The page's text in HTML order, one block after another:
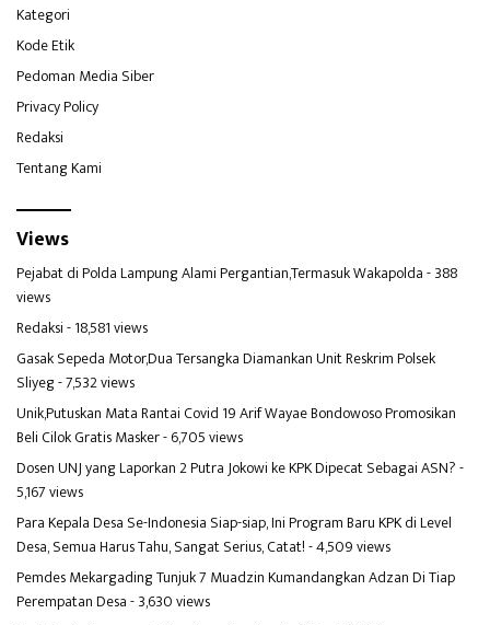
Kategori
Kode Etik
Pedoman Media Siber
Privacy Policy
Redaksi
Tentang Kami
Views
Pejabat di Polda Lampung Alami Pergantian,Termasuk Wakapolda- 388
views
Redaksi- 18,581 views
Gasak Sepeda Motor,Dua Tersangka Diamankan Unit Reskrim Polsek
Sliyeg- 7,532 views
Unik,Putuskan Mata Rantai Covid 19 Arif Wayae Bondowoso Promosikan
Beli Cilok Gratis Masker- 6,705 views
Dosen UNJ yang Laporkan 2 Putra Jokowi ke KPK Dipecat Sebagai ASN?-
5,167 views
Para Kepala Desa Se-Indonesia Siap-siap, Ini Program Baru KPK di Level
Desa, Semua Harus Tahu, Sangat Serius, Catat!- 4,509 views
Pemdes Mekargading Tunjuk 7 Muadzin Kumandangkan Adzan Di Tiap
Perempatan Desa- 3,630 views